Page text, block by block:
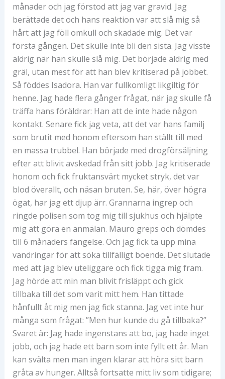
månader och jag förstod att jag var gravid. Jag
berättade det och hans reaktion var att slå mig så
hårt att jag föll omkull och skadade mig. Det var
första gången. Det skulle inte bli den sista. Jag visste
aldrig när han skulle slå mig. Det började aldrig med
gräl, utan mest för att han blev kritiserad på jobbet.
Så föddes Isadora. Han var fullkomligt likgiltig för
henne. Jag hade flera gånger frågat, när jag skulle få
träffa hans föräldrar: Han att de inte hade någon
kontakt. Senare fick jag veta, att det var hans familj
som brutit med honom eftersom han ställt till med
en massa trubbel. Han började med drogförsäljning
efter att blivit avskedad från sitt jobb. Jag kritiserade
honom och fick fruktansvärt mycket stryk, det var
blod överallt, och näsan bruten. Se, här, över högra
ögat, har jag ett djup ärr. Grannarna ingrep och
ringde polisen som tog mig till sjukhus och hjälpte
mig att göra en anmälan. Mauro greps och dömdes
till 6 månaders fängelse. Och jag fick ta upp mina
vandringar för att söka tillfälligt boende. Det slutade
med att jag blev uteliggare och fick tigga mig fram.
Jag hörde att min man blivit frisläppt och gick
tillbaka till det som varit mitt hem. Han tittade
hånfullt åt mig men jag fick stanna. Jag vet inte hur
många som frågat: ”Men hur kunde du gå tillbaka?”
Svaret är: Jag hade ingenstans att bo, jag hade inget
jobb, och jag hade ett barn som inte fyllt ett år. Man
kan svälta men man ingen klarar att höra sitt barn
gråta av hunger. Alltså fortsatte mitt liv som tidigare;